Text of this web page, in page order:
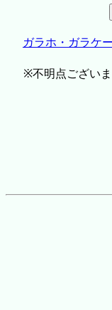
ガラホ・ガラケ
※不明点ござい